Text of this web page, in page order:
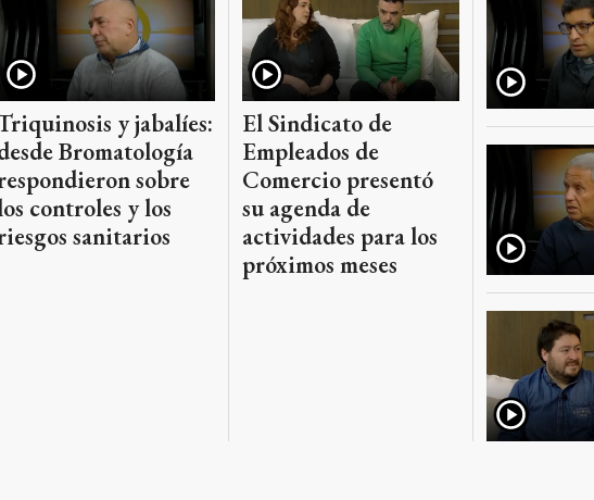
y jabalíes:
Bromatología
sobre
controles y los
sanitarios
El Sindicato de
Empleados de
Comercio presentó
su agenda de
actividades para los
próximos meses